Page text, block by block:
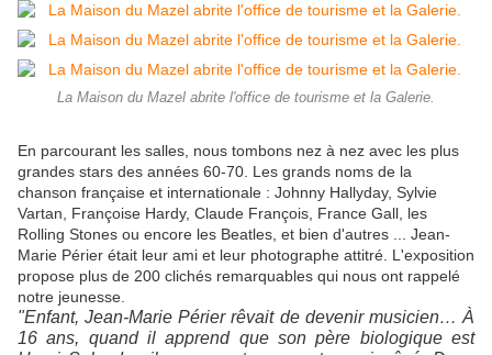
La Maison du Mazel abrite l'office de tourisme et la Galerie.
En parcourant les salles, nous tombons nez à nez avec les plus
grandes stars des années 60-70. Les grands noms de la
chanson française et internationale : Johnny Hallyday, Sylvie
Vartan, Françoise Hardy, Claude François, France Gall, les
Rolling Stones ou encore les Beatles, et bien d'autres ... Jean-
Marie Périer était leur ami et leur photographe attitré. L'exposition
propose plus de 200 clichés remarquables qui nous ont rappelé
notre jeunesse.
"Enfant, Jean-Marie Périer rêvait de devenir musicien… À
16 ans, quand il apprend que son père biologique est